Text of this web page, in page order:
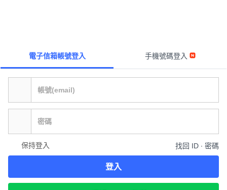
電子信箱帳號登入 手機號碼登入
保持登入 找回 ID ∙ 密碼
登入